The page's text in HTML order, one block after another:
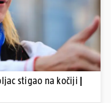
stigao na kočiji